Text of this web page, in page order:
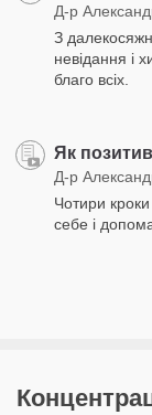
Д-р
З
невідання і
благо всіх.
Як
Д-р
Чотири
себе і